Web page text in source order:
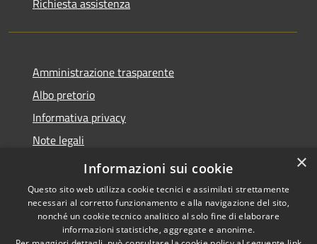
Richiesta assistenza
Amministrazione trasparente
Albo pretorio
Informativa privacy
Note legali
Dichiarazione di accessibilità
Copyright © 2026 • Comune di
×
Informazioni sui cookie
Questo sito web utilizza cookie tecnici e assimilati strettamente
necessari al corretto funzionamento e alla navigazione del sito,
nonché un cookie tecnico analitico al solo fine di elaborare
informazioni statistiche, aggregate e anonime.